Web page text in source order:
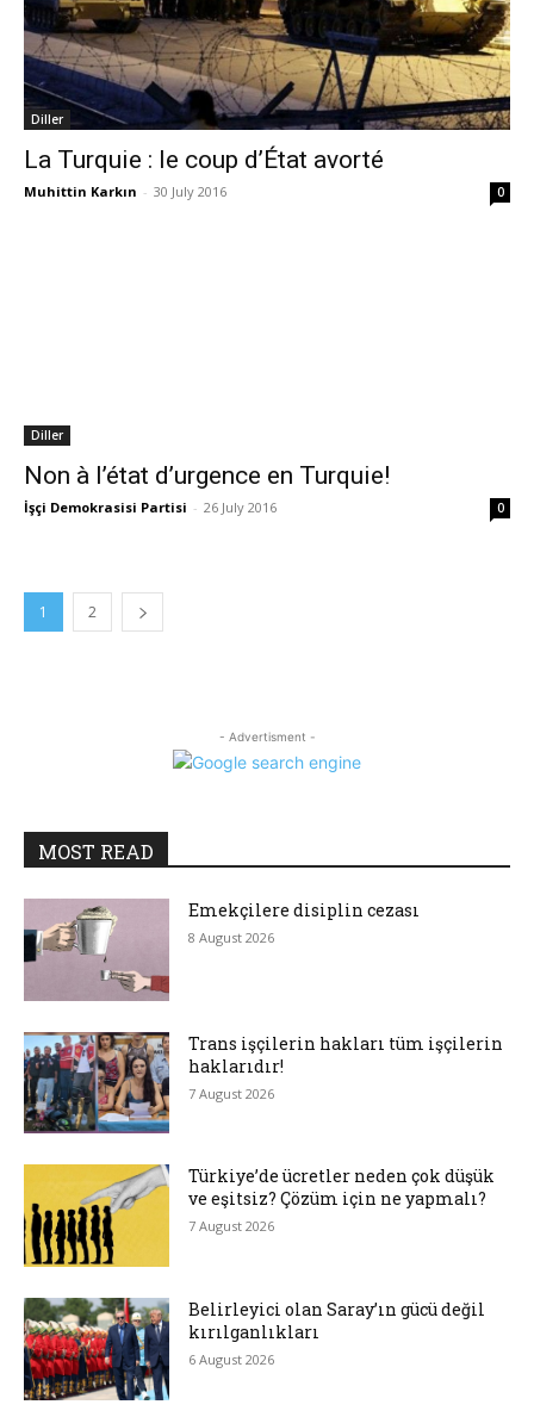
Diller
La Turquie : le coup d’État avorté
Muhittin Karkın - 30 July 2016 0
Diller
Non à l’état d’urgence en Turquie!
İşçi Demokrasisi Partisi - 26 July 2016 0
1 2
- Advertisment -
MOST READ
Emekçilere disiplin cezası
8 August 2026
Trans işçilerin hakları tüm işçilerin
haklarıdır!
7 August 2026
Türkiye’de ücretler neden çok düşük
ve eşitsiz? Çözüm için ne yapmalı?
7 August 2026
Belirleyici olan Saray’ın gücü değil
kırılganlıkları
6 August 2026